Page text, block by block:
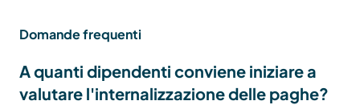
Domande frequenti
A quanti dipendenti conviene iniziare a
valutare l'internalizzazione delle paghe?